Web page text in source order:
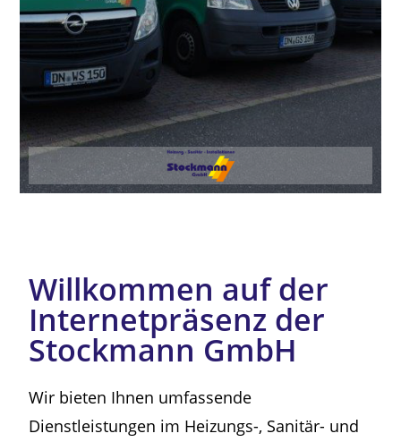
Willkommen auf der
Internetpräsenz der
Stockmann GmbH
Wir bieten Ihnen umfassende
Dienstleistungen im Heizungs-, Sanitär- und